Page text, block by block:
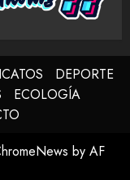
DEPORTE
ECOLOGÍA
by AF